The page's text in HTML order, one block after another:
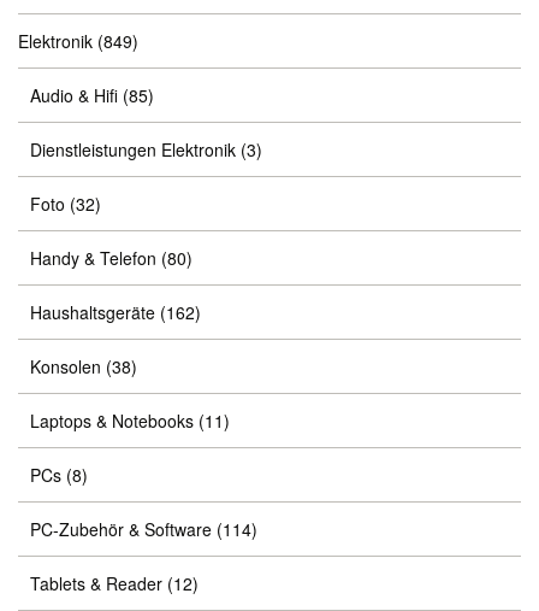
Elektronik (849)
Audio & Hifi (85)
Dienstleistungen Elektronik (3)
Foto (32)
Handy & Telefon (80)
Haushaltsgeräte (162)
Konsolen (38)
Laptops & Notebooks (11)
PCs (8)
PC-Zubehör & Software (114)
Tablets & Reader (12)